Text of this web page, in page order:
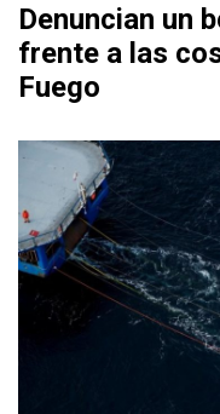
Denuncian un
frente a las
Fuego